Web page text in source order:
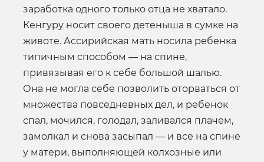
заработка одного только отца не хватало.
Кенгуру носит своего детеныша в сумке на
животе. Ассирийская мать носила ребенка
типичным способом — на спине,
привязывая его к себе большой шалью.
Она не могла себе позволить оторваться от
множества повседневных дел, и ребенок
спал, мочился, голодал, заливался плачем,
замолкал и снова засыпал — и все на спине
у матери, выполняющей колхозные или